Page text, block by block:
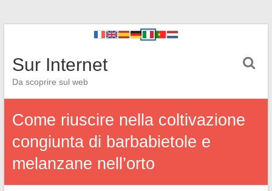
Sur Internet
Da scoprire sul web
Come riuscire nella coltivazione
congiunta di barbabietole e
melanzane nell’orto